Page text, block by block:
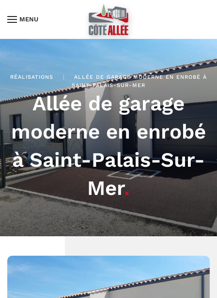
MENU
RÉALISATIONS
ALLÉE DE GARAGE MODERNE EN ENROBÉ À
SAINT-PALAIS-SUR-MER
Allée de garage
moderne en enrobé
à Saint-Palais-Sur-
Mer.